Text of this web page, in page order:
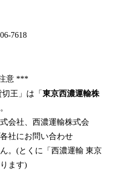
7618
意 ***
王」は「 東京⻄濃運輸株
会社、⻄濃運輸株式会
社にお問い合わせ
。(とくに「⻄濃運輸 東京
ます)